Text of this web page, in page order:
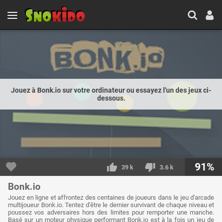
Jouez à Bonk.io sur votre ordinateur ou essayez l'un des jeux ci-
dessous.
39 k 3.6 k 91%
Bonk.io
Jouez en ligne et affrontez des centaines de joueurs dans le jeu d'arcade
multijoueur Bonk.io. Tentez d'être le dernier survivant de chaque niveau et
poussez vos adversaires hors des limites pour remporter une manche.
Basé sur un moteur physique performant Bonk.io est à la fois un jeu de